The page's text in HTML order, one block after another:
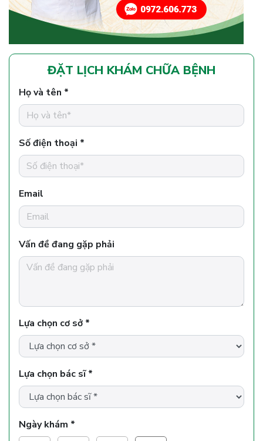
ĐẶT LỊCH KHÁM CHỮA BỆNH
Họ và tên *
Số điện thoại *
Email
Vấn đề đang gặp phải
Lựa chọn cơ sở *
Lựa chọn bác sĩ *
Ngày khám *